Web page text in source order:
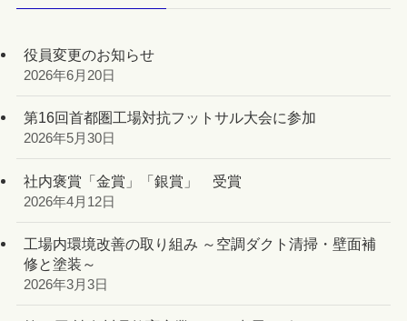
役員変更のお知らせ
2026年6月20日
第16回首都圏工場対抗フットサル大会に参加
2026年5月30日
社内褒賞「金賞」「銀賞」 受賞
2026年4月12日
工場内環境改善の取り組み ～空調ダクト清掃・壁面補
修と塗装～
2026年3月3日